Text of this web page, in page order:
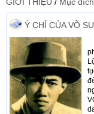
Ý CHỈ CỦA VÕ